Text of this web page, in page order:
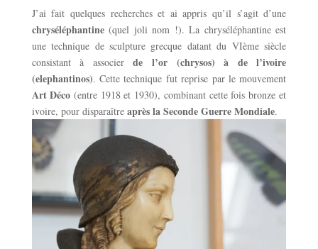
J’ai fait quelques recherches et ai appris qu’il s’agit d’une
chryséléphantine(quel joli nom !). La chryséléphantine est
une technique de sculpture grecque datant du VIème siècle
consistant à associerde l’or (chrysos) à de l’ivoire
(elephantinos). Cette technique fut reprise par le mouvement
Art Déco (entre 1918 et 1930), combinant cette fois bronze et
ivoire, pour disparaître après la Seconde Guerre Mondiale.